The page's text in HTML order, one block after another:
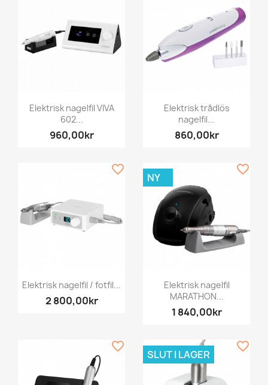
Elektrisk nagelfil VIVA
602...
960,00kr
Elektrisk trådlös
nagelfil...
860,00kr
Elektrisk nagelfil / fotfil...
2 800,00kr
favorite_border
Elektrisk nagelfil
MARATHON...
1 840,00kr
NY
favorite_border
favorite_border
SLUT I LAGER
favorite_border